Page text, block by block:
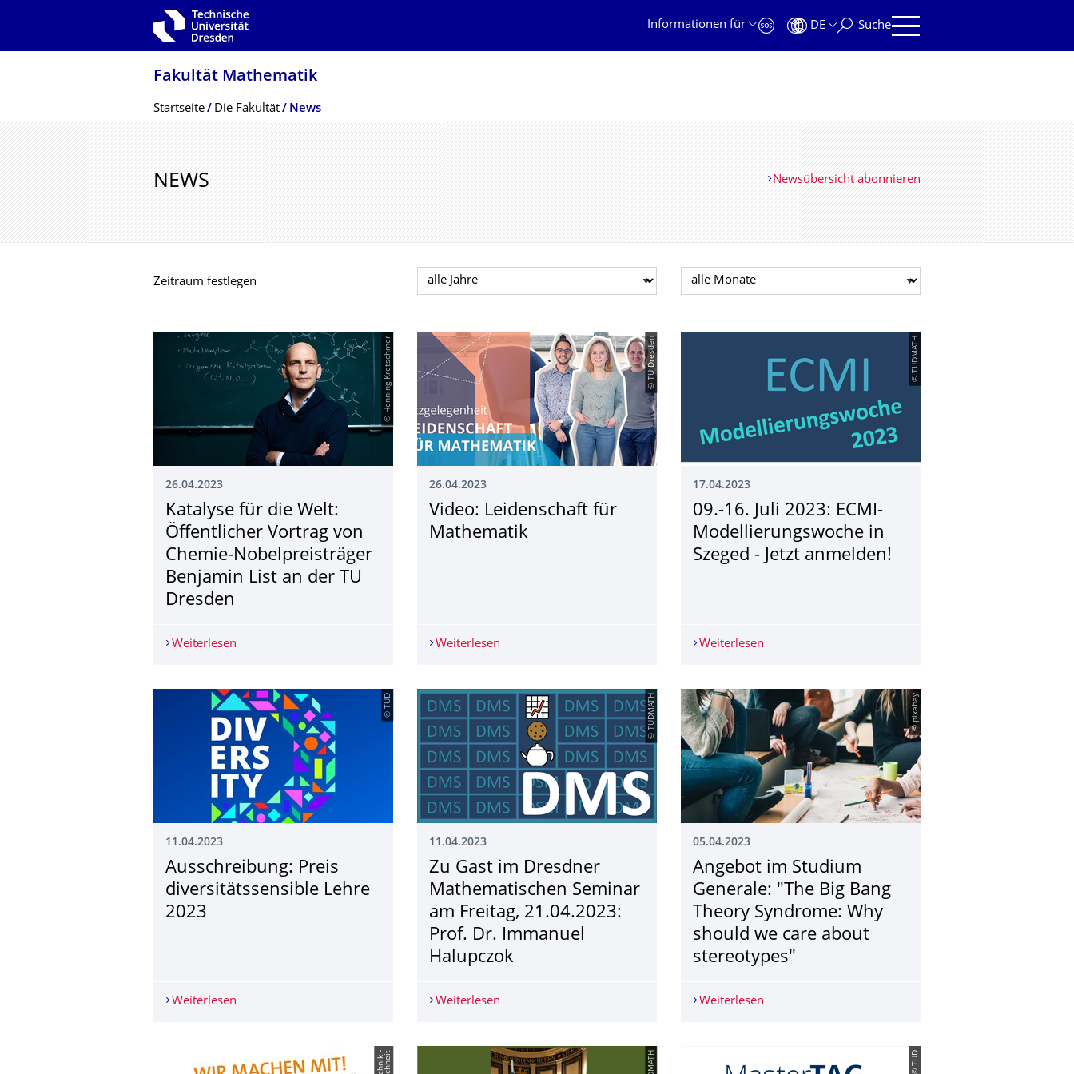
Zur Hauptnavigation springen
Informationen für
DE Suche
Fakultät Mathematik
Breadcrumb-Menü
Startseite Die Fakultät News
NEWS Newsübersicht abonnieren
Zeitraum festlegen Jahr auswählen Monat auswählen
© Henning Kretschmer
26.04.2023
Katalyse für die Welt:
Öffentlicher Vortrag von
Chemie-Nobelpreisträger
Benjamin List an der TU
Dresden
Weiterlesen Katalyse für die Welt: Öffentlicher Vortrag von Chemie-Nobelpreisträger Benjamin List an der TU Dresden
© TU Dresden
26.04.2023
Video: Leidenschaft für
Mathematik
Weiterlesen Video: Leidenschaft für Mathematik
© TUDMATH
17.04.2023
09.-16. Juli 2023: ECMI-
Modellierungswoche in
Szeged - Jetzt anmelden!
Weiterlesen
© TUD
11.04.2023
Ausschreibung: Preis
diversitätssensi­ble Lehre
2023
Weiterlesen Ausschreibung: Preis diversitätssensible Lehre 2023
© TUDMATH
11.04.2023
Zu Gast im Dresdner
Mathematischen Seminar
am Freitag, 21.04.2023:
Prof. Dr. Immanuel
Halupczok
Weiterlesen Zu Gast im Dresdner Mathematischen Seminar am Freitag, 21.04.2023: Prof. Dr. Immanuel Halupczok
© pixabay
05.04.2023
Angebot im Studium
Generale: "The Big Bang
Theory Syndrome: Why
should we care about
stereotypes"
Weiterlesen
© TUD